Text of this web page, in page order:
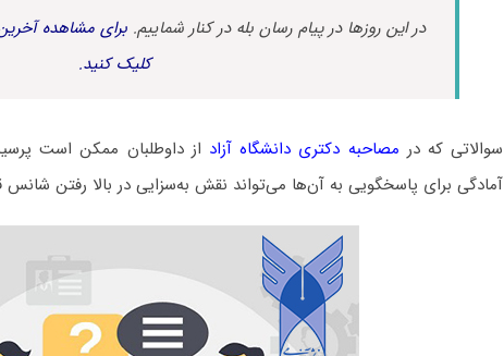
در این روزها در پیام رسان بله در کنار شماییم. برای مشاهده
کلیک کنید.
سوالاتی که در مصاحبه دکتری دانشگاه آزاد از داوطلبان ممکن است
آمادگی برای پاسخگویی به آن‌ها می‌تواند نقش به‌سزایی در بالا رفتن شانس